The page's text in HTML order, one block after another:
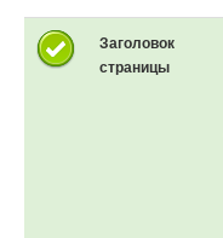
Заголовок
страницы